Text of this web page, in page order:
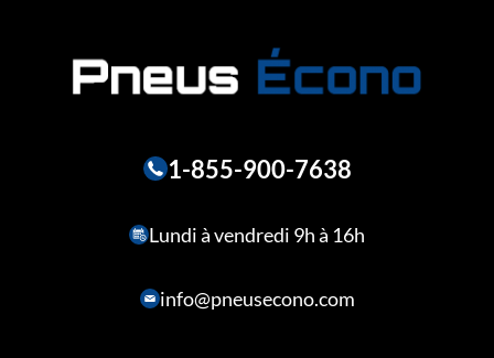
1-855-900-7638
Lundi à vendredi 9h à 16h
info@pneusecono.com